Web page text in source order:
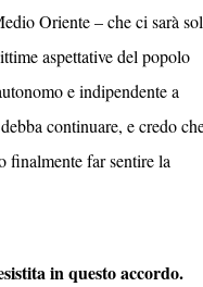
Oriente – che ci sarà
aspettative del popolo
e indipendente a
continuare, e credo
finalmente far sentire la
in questo accordo.